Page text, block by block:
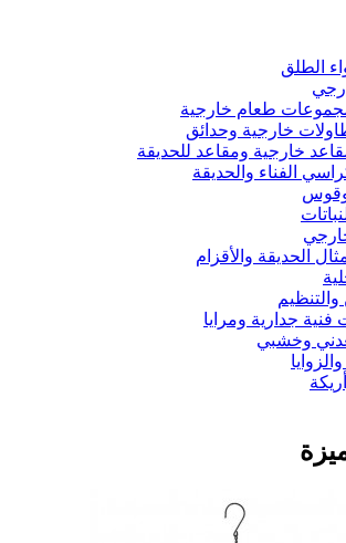
الطلق
طعام خارجية
خارجية وحدائق
خارجية ومقاعد للحديقة
الفناء والحديقة
الحديقة والأقزام
والتنظيم
فنية جدارية ومرايا
وخشبي